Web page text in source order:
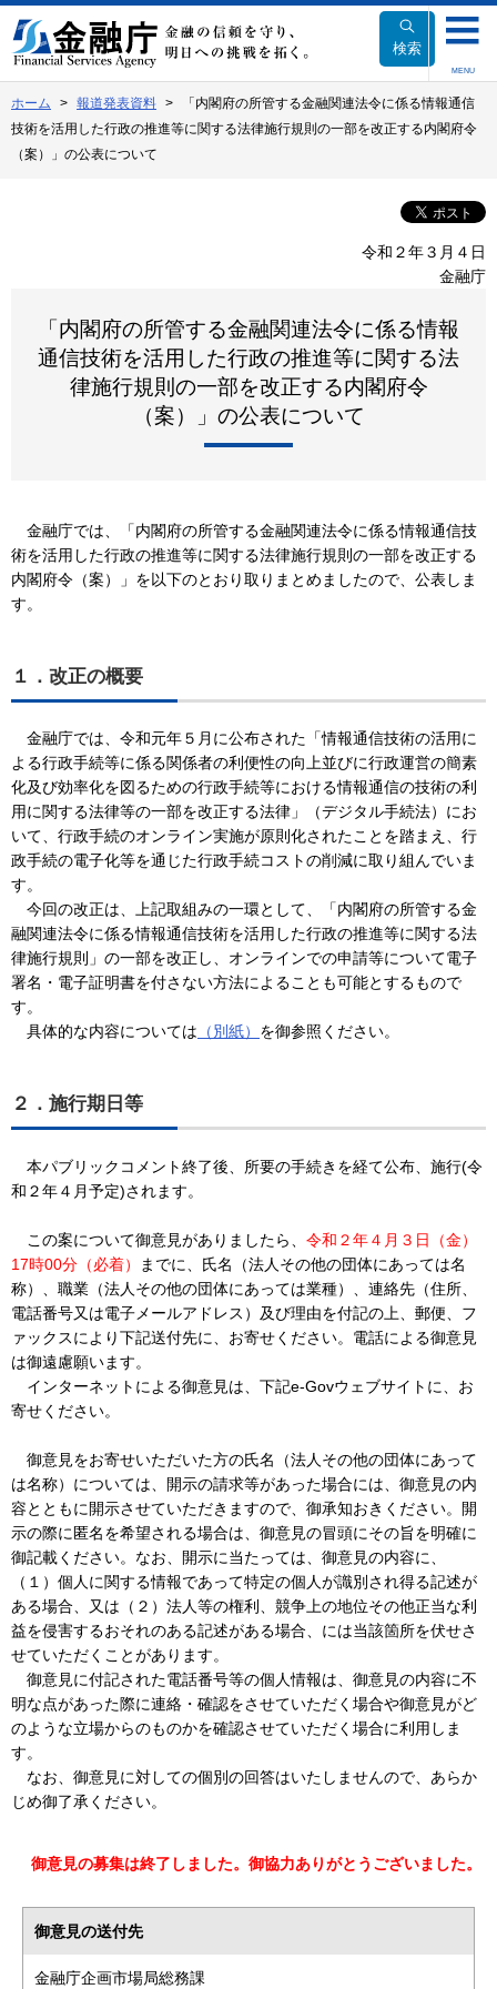
文
へ
動
検索
MENU
ホーム 報道発表資料
「内閣府の所管する金融関連法令に係る情報通信
技術を活用した行政の推進等に関する法律施行規則の一部を改正する内閣府令
（案）」の公表について
令和２年３月４日
金融庁
「内閣府の所管する金融関連法令に係る情報
通信技術を活用した行政の推進等に関する法
律施行規則の一部を改正する内閣府令
（案）」の公表について
金融庁では、「内閣府の所管する金融関連法令に係る情報通信技
術を活用した行政の推進等に関する法律施行規則の一部を改正する
内閣府令（案）」を以下のとおり取りまとめましたので、公表しま
す。
１．改正の概要
金融庁では、令和元年５月に公布された「情報通信技術の活用に
よる行政手続等に係る関係者の利便性の向上並びに行政運営の簡素
化及び効率化を図るための行政手続等における情報通信の技術の利
用に関する法律等の一部を改正する法律」（デジタル手続法）にお
いて、行政手続のオンライン実施が原則化されたことを踏まえ、行
政手続の電子化等を通じた行政手続コストの削減に取り組んでいま
す。
今回の改正は、上記取組みの一環として、「内閣府の所管する金
融関連法令に係る情報通信技術を活用した行政の推進等に関する法
律施行規則」の一部を改正し、オンラインでの申請等について電子
署名・電子証明書を付さない方法によることも可能とするもので
す。
具体的な内容については （別紙） を御参照ください。
２．施行期日等
本パブリックコメント終了後、所要の手続きを経て公布、施行(令
和２年４月予定)されます。
この案について御意見がありましたら、 令和２年４月３日（金）
17時00分（必着）
までに、氏名（法人その他の団体にあっては名
称）、職業（法人その他の団体にあっては業種）、連絡先（住所、
電話番号又は電子メールアドレス）及び理由を付記の上、郵便、フ
ァックスにより下記送付先に、お寄せください。電話による御意見
は御遠慮願います。
インターネットによる御意見は、下記e-Govウェブサイトに、お
寄せください。
御意見をお寄せいただいた方の氏名（法人その他の団体にあって
は名称）については、開示の請求等があった場合には、御意見の内
容とともに開示させていただきますので、御承知おきください。開
示の際に匿名を希望される場合は、御意見の冒頭にその旨を明確に
御記載ください。なお、開示に当たっては、御意見の内容に、
（１）個人に関する情報であって特定の個人が識別され得る記述が
ある場合、又は（２）法人等の権利、競争上の地位その他正当な利
益を侵害するおそれのある記述がある場合、には当該箇所を伏せさ
せていただくことがあります。
御意見に付記された電話番号等の個人情報は、御意見の内容に不
明な点があった際に連絡・確認をさせていただく場合や御意見がど
のような立場からのものかを確認させていただく場合に利用しま
す。
なお、御意見に対しての個別の回答はいたしませんので、あらか
じめ御了承ください。
御意見の募集は終了しました。御協力ありがとうございました。
御意見の送付先
金融庁企画市場局総務課